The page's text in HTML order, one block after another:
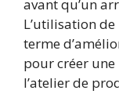
avant qu’un
L’utilisation
terme
pour créer
l’atelier de